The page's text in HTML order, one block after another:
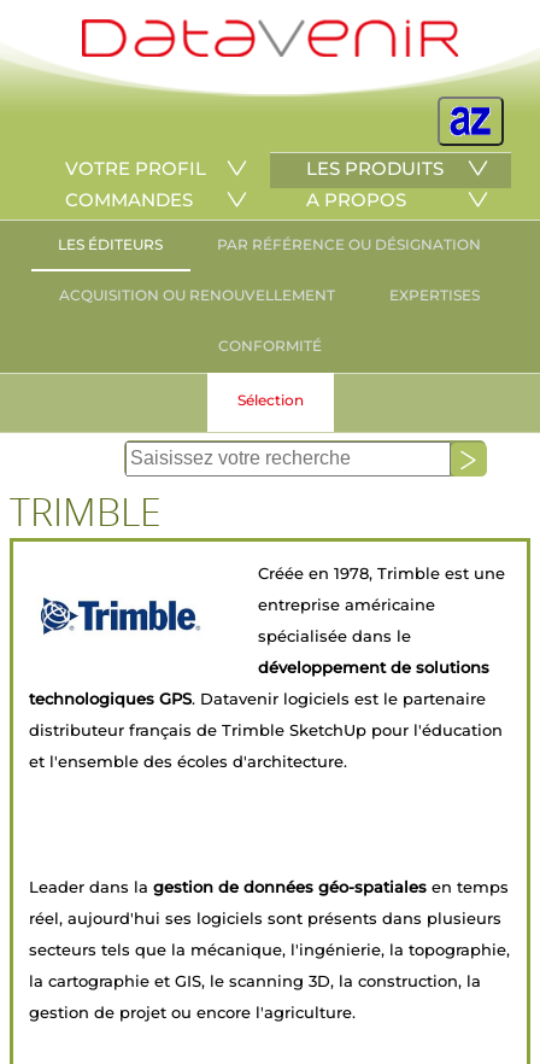
VOTRE PROFIL
LES PRODUITS
COMMANDES
A PROPOS
LES ÉDITEURS PAR RÉFÉRENCE OU DÉSIGNATION
ACQUISITION OU RENOUVELLEMENT EXPERTISES
CONFORMITÉ
Sélection
TRIMBLE
Créée en 1978, Trimble est une
entreprise américaine
spécialisée dans le
développement de solutions
technologiques GPS. Datavenir logiciels est le partenaire
distributeur français de Trimble SketchUp pour l'éducation
et l'ensemble des écoles d'architecture.
Leader dans la gestion de données géo-spatiales en temps
réel, aujourd'hui ses logiciels sont présents dans plusieurs
secteurs tels que la mécanique, l'ingénierie, la topographie,
la cartographie et GIS, le scanning 3D, la construction, la
gestion de projet ou encore l'agriculture.